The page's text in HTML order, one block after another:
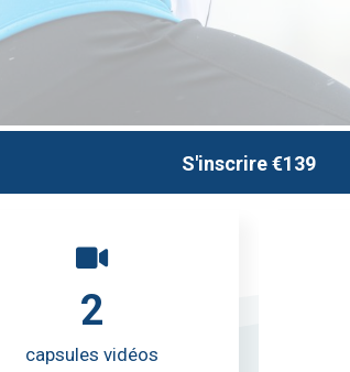
S'inscrire€139
2
capsules vidéos